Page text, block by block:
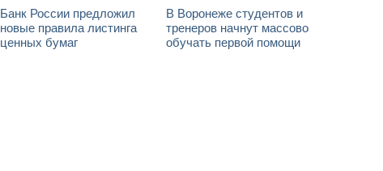
Банк России предложил
новые правила листинга
ценных бумаг
В Воронеже студентов и
тренеров начнут массово
обучать первой помощи